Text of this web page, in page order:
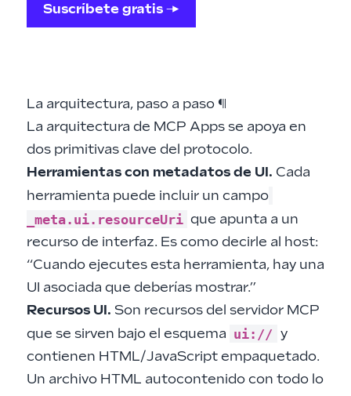
Suscríbete gratis →
La arquitectura, paso a paso ¶
La arquitectura de MCP Apps se apoya en
dos primitivas clave del protocolo.
Herramientas con metadatos de UI. Cada
herramienta puede incluir un campo
_meta.ui.resourceUri que apunta a un
recurso de interfaz. Es como decirle al host:
“Cuando ejecutes esta herramienta, hay una
UI asociada que deberías mostrar.”
Recursos UI. Son recursos del servidor MCP
que se sirven bajo el esquema ui:// y
contienen HTML/JavaScript empaquetado.
Un archivo HTML autocontenido con todo lo